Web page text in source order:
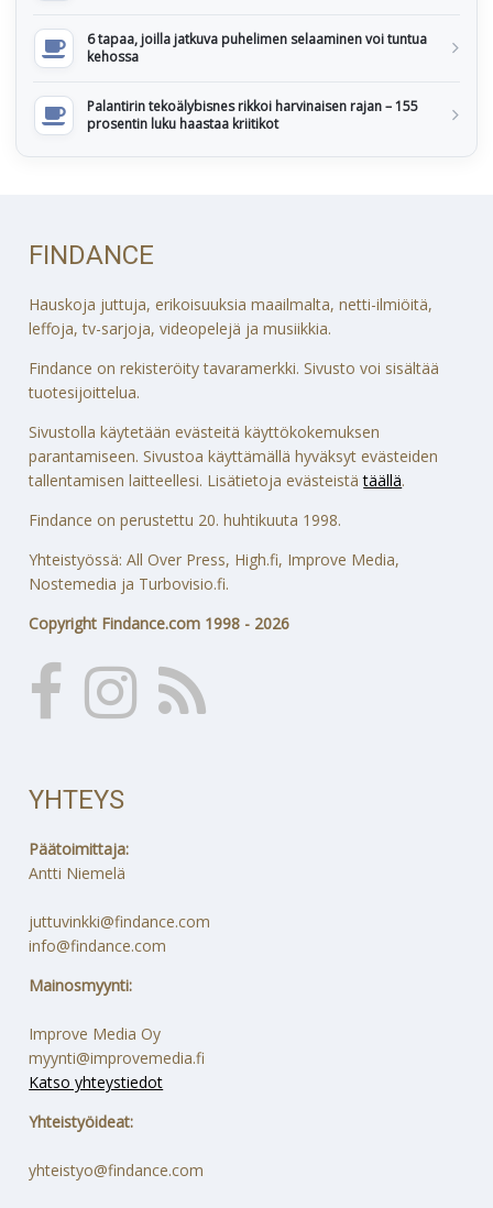
6 tapaa, joilla jatkuva puhelimen selaaminen voi tuntua
kehossa
Palantirin tekoälybisnes rikkoi harvinaisen rajan – 155
prosentin luku haastaa kriitikot
FINDANCE
Hauskoja juttuja, erikoisuuksia maailmalta, netti-ilmiöitä,
leffoja, tv-sarjoja, videopelejä ja musiikkia.
Findance on rekisteröity tavaramerkki. Sivusto voi sisältää
tuotesijoittelua.
Sivustolla käytetään evästeitä käyttökokemuksen
parantamiseen. Sivustoa käyttämällä hyväksyt evästeiden
tallentamisen laitteellesi. Lisätietoja evästeistätäällä.
Findance on perustettu 20. huhtikuuta 1998.
Yhteistyössä: All Over Press, High.fi, Improve Media,
Nostemedia ja Turbovisio.fi.
Copyright Findance.com 1998 - 2026
YHTEYS
Päätoimittaja:
Antti Niemelä
juttuvinkki@findance.com
info@findance.com
Mainosmyynti:
Improve Media Oy
myynti@improvemedia.fi
Katso yhteystiedot
Yhteistyöideat:
yhteistyo@findance.com